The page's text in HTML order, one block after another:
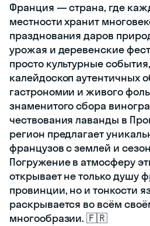
Франция — страна, где
местности хранит
празднования даров
урожая и деревенские
просто культурные
калейдоскоп аутентичных
гастрономии и живого
знаменитого сбора
чествования лаванды в
регион предлагает
французов с землей и
Погружение в атмосферу
открывает не только душу
провинции, но и тонкости
раскрывается во всём
многообразии. 🇫🇷